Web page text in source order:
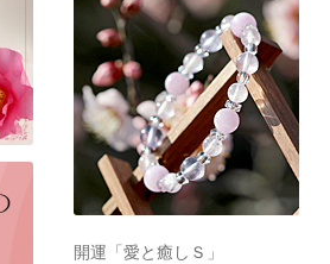
開運「愛と癒しＳ」